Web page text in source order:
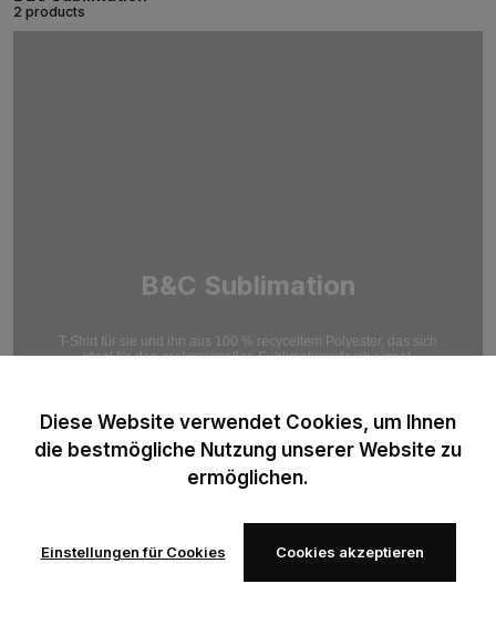
2 products
B&C Sublimation
T-Shirt für sie und ihn aus 100 % recyceltem Polyester, das sich
ideal für den professionellen Sublimationsdruck eignet.
Diese Website verwendet Cookies, um Ihnen
die bestmögliche Nutzung unserer Website zu
ermöglichen.
Einstellungen für Cookies Cookies akzeptieren